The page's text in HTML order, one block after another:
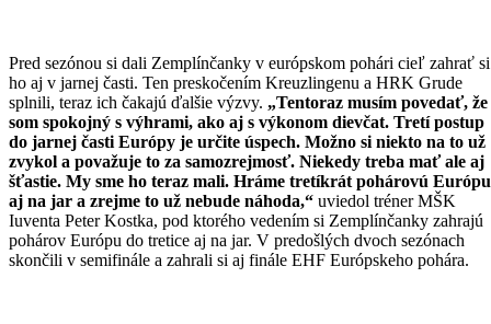
Pred sezónou si dali Zemplínčanky v európskom pohári cieľ zahrať si
ho aj v jarnej časti. Ten preskočením Kreuzlingenu a HRK Grude
splnili, teraz ich čakajú ďalšie výzvy. „Tentoraz musím povedať, že
som spokojný s výhrami, ako aj s výkonom dievčat. Tretí postup
do jarnej časti Európy je určite úspech. Možno si niekto na to už
zvykol a považuje to za samozrejmosť. Niekedy treba mať ale aj
šťastie. My sme ho teraz mali. Hráme tretíkrát pohárovú Európu
aj na jar a zrejme to už nebude náhoda,“ uviedol tréner MŠK
Iuventa Peter Kostka, pod ktorého vedením si Zemplínčanky zahrajú
pohárov Európu do tretice aj na jar. V predošlých dvoch sezónach
skončili v semifinále a zahrali si aj finále EHF Európskeho pohára.